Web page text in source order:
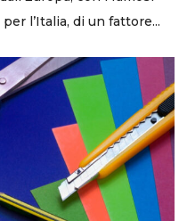
l’Italia, di un fattore...